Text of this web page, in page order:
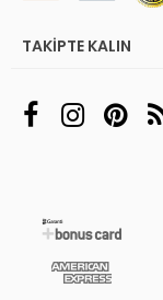
TAKIPTE KALIN